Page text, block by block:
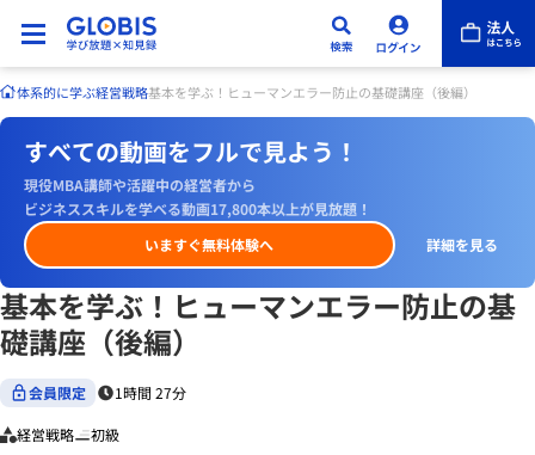
体系的に学ぶ経営戦略基本を学ぶ！ヒューマンエラー防止の基礎講座（後編）
すべての動画をフルで見よう！
現役MBA講師や活躍中の経営者から
ビジネススキルを学べる動画17,800本以上が見放題！
いますぐ無料体験へ
詳細を見る
基本を学ぶ！ヒューマンエラー防止の基
礎講座（後編）
会員限定 1時間 27分
経営戦略 初級